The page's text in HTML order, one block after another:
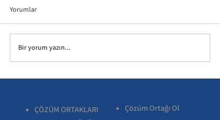
Yorumlar
Bir yorum yazın...
ÇÖZÜM ORTAKLARI
Çözüm Ortağı Ol